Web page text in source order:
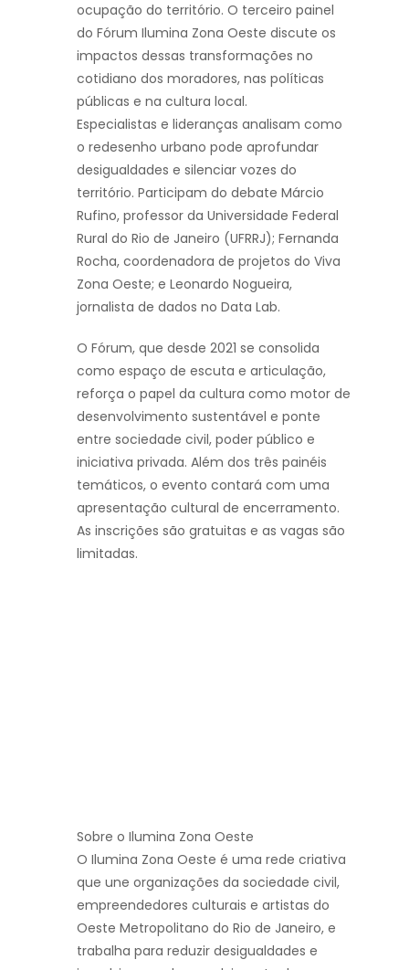
ocupação do território. O terceiro painel
do Fórum Ilumina Zona Oeste discute os
impactos dessas transformações no
cotidiano dos moradores, nas políticas
públicas e na cultura local.
Especialistas e lideranças analisam como
o redesenho urbano pode aprofundar
desigualdades e silenciar vozes do
território. Participam do debate Márcio
Rufino, professor da Universidade Federal
Rural do Rio de Janeiro (UFRRJ); Fernanda
Rocha, coordenadora de projetos do Viva
Zona Oeste; e Leonardo Nogueira,
jornalista de dados no Data Lab.
O Fórum, que desde 2021 se consolida
como espaço de escuta e articulação,
reforça o papel da cultura como motor de
desenvolvimento sustentável e ponte
entre sociedade civil, poder público e
iniciativa privada. Além dos três painéis
temáticos, o evento contará com uma
apresentação cultural de encerramento.
As inscrições são gratuitas e as vagas são
limitadas.
Sobre o Ilumina Zona Oeste
O Ilumina Zona Oeste é uma rede criativa
que une organizações da sociedade civil,
empreendedores culturais e artistas do
Oeste Metropolitano do Rio de Janeiro, e
trabalha para reduzir desigualdades e